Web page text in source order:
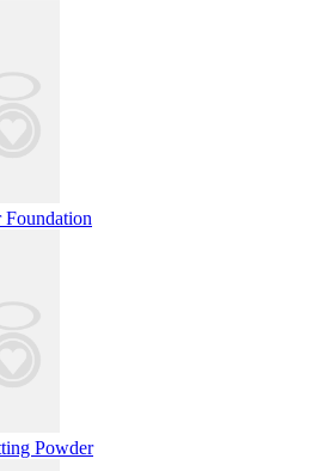
Foundation
Powder